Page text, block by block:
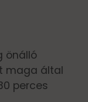
önálló
maga által
perces